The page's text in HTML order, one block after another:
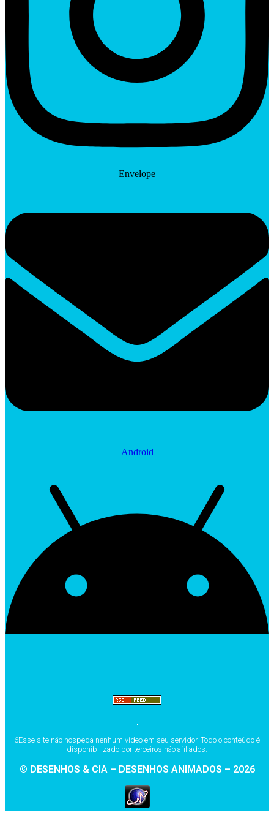
Envelope
Android
6Esse site não hospeda nenhum vídeo em seu servidor. Todo o conteúdo é
disponibilizado por terceiros não afiliados.
© DESENHOS & CIA – DESENHOS ANIMADOS – 2026